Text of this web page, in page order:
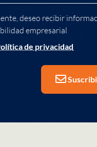
deseo recibir
empresarial
de privacidad